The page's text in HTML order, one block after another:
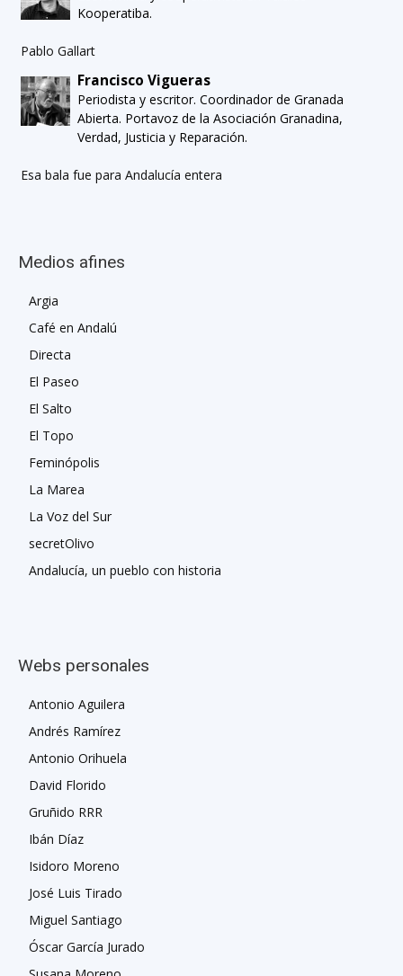
Kooperatiba.
Pablo Gallart
Francisco Vigueras
Periodista y escritor. Coordinador de Granada
Abierta. Portavoz de la Asociación Granadina,
Verdad, Justicia y Reparación.
Esa bala fue para Andalucía entera
Medios afines
Argia
Café en Andalú
Directa
El Paseo
El Salto
El Topo
Feminópolis
La Marea
La Voz del Sur
secretOlivo
Andalucía, un pueblo con historia
Webs personales
Antonio Aguilera
Andrés Ramírez
Antonio Orihuela
David Florido
Gruñido RRR
Ibán Díaz
Isidoro Moreno
José Luis Tirado
Miguel Santiago
Óscar García Jurado